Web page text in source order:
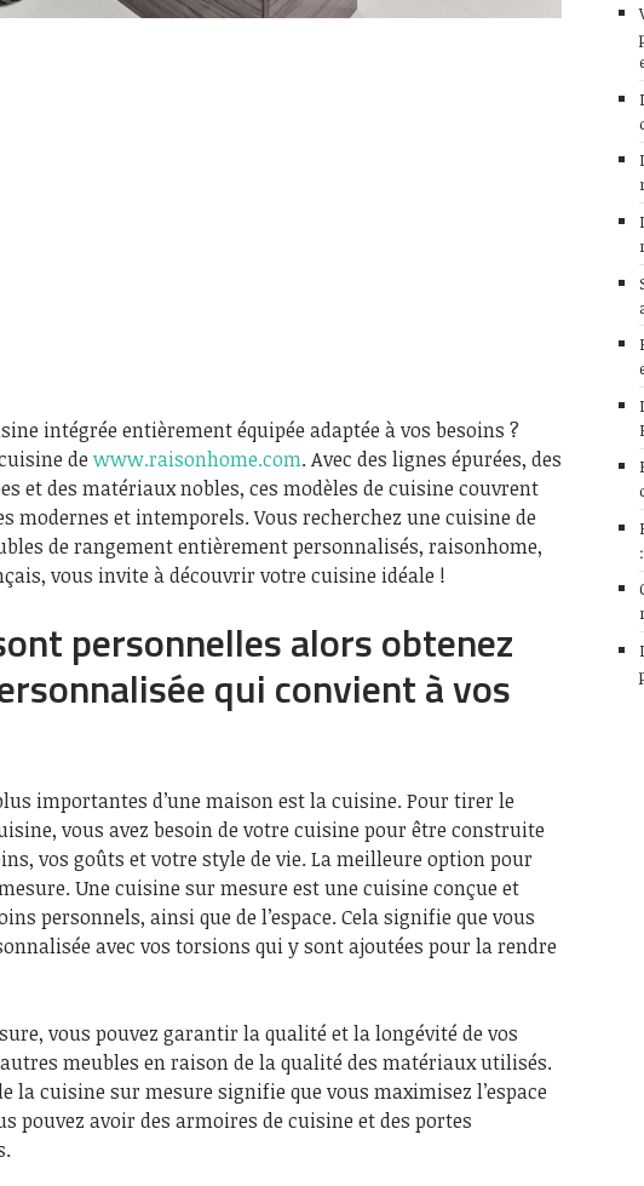
intégrée entièrement équipée adaptée à vos besoins ?
de www.raisonhome.com. Avec des lignes épurées, des
et des matériaux nobles, ces modèles de cuisine couvrent
modernes et intemporels. Vous recherchez une cuisine de
de rangement entièrement personnalisés, raisonhome,
vous invite à découvrir votre cuisine idéale !
personnelles alors obtenez
qui convient à vos
importantes d’une maison est la cuisine. Pour tirer le
vous avez besoin de votre cuisine pour être construite
vos goûts et votre style de vie. La meilleure option pour
Une cuisine sur mesure est une cuisine conçue et
personnels, ainsi que de l’espace. Cela signifie que vous
avec vos torsions qui y sont ajoutées pour la rendre
vous pouvez garantir la qualité et la longévité de vos
meubles en raison de la qualité des matériaux utilisés.
la cuisine sur mesure signifie que vous maximisez l’espace
pouvez avoir des armoires de cuisine et des portes